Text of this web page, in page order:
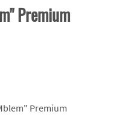
Premium